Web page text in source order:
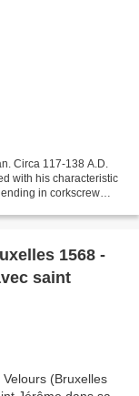
Circa 117-138 A.D.
with his characteristic
in corkscrew
1568 -
saint